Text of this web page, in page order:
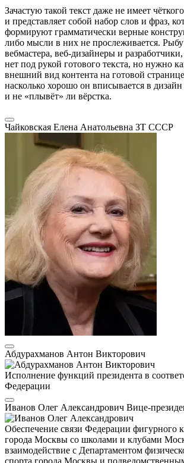
Зачастую такой текст даже не имеет
и представляет собой набор слов и фраз,
формируют грамматически верные
либо мысли в них не прослеживается.
вебмастера, веб-дизайнеры и
нет под рукой готового текста, но нужно
внешний вид контента на готовой
насколько хорошо он вписывается в дизайн
и не «плывёт» ли вёрстка.
Чайковская Елена Анатольевна ЗТ СССР
Абдурахманов Антон Викторович
Исполнение функций президента в
Федерации
Иванов Олег Александрович Вице-
Обеспечение связи Федерации фигурного
города Москвы со школами и клубами
взаимодействие с Департаментом